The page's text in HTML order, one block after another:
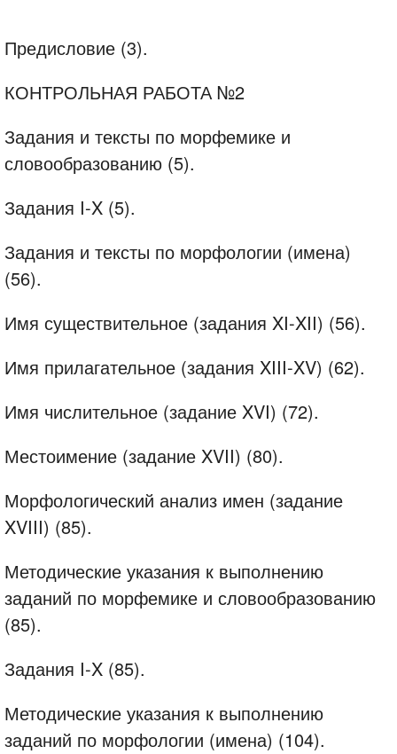
Предисловие (3).
КОНТРОЛЬНАЯ РАБОТА №2
Задания и тексты по морфемике и
словообразованию (5).
Задания I-X (5).
Задания и тексты по морфологии (имена)
(56).
Имя существительное (задания XI-XII) (56).
Имя прилагательное (задания XIII-XV) (62).
Имя числительное (задание XVI) (72).
Местоимение (задание XVII) (80).
Морфологический анализ имен (задание
XVIII) (85).
Методические указания к выполнению
заданий по морфемике и словообразованию
(85).
Задания I-X (85).
Методические указания к выполнению
заданий по морфологии (имена) (104).